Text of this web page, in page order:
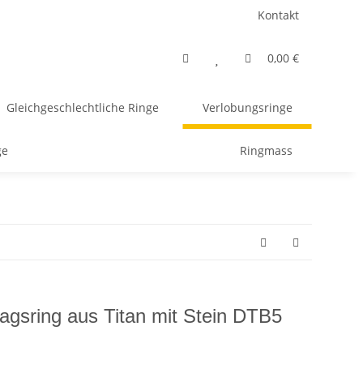
Kontakt
0,00 €
Gleichgeschlechtliche Ringe Verlobungsringe
Ringmass
aus Titan mit Stein DTB5